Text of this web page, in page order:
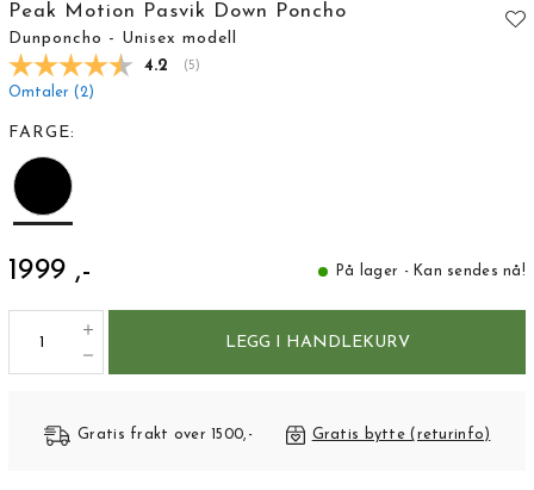
Peak Motion Pasvik Down Poncho
Dunponcho - Unisex modell
Gjennomsnittskarakter:
4.2 (stemmer:
5)
Omtaler (2)
FARGE:
1999 ,- På lager - Kan sendes nå!
LEGG I HANDLEKURV
Gratis frakt over 1500,- Gratis bytte (returinfo)